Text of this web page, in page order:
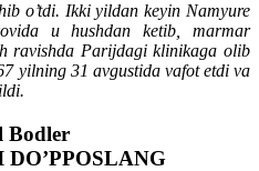
o’tdi. Ikki yildan keyin Namyure
u hushdan ketib, marmar
ravishda Parijdagi klinikaga olib
yilning 31 avgustida vafot etdi va
Bodler